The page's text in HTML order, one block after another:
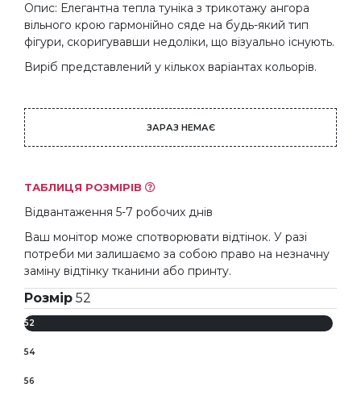
Опис: Елегантна тепла туніка з трикотажу ангора
вільного крою гармонійно сяде на будь-який тип
фігури, скоригувавши недоліки, що візуально існують.
Виріб представлений у кількох варіантах кольорів.
ЗАРАЗ НЕМАЄ
ТАБЛИЦЯ РОЗМІРІВ
Відвантаження 5-7 робочих днів
Ваш монітор може спотворювати відтінок. У разі
потреби ми залишаємо за собою право на незначну
заміну відтінку тканини або принту.
Розмір 52
52
54
56